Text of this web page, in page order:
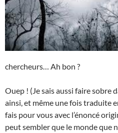
chercheurs… Ah bon ?
Ouep ! (Je sais aussi faire sobre
ainsi, et même une fois traduite
fais pour vous avec l’énoncé
peut sembler que le monde que